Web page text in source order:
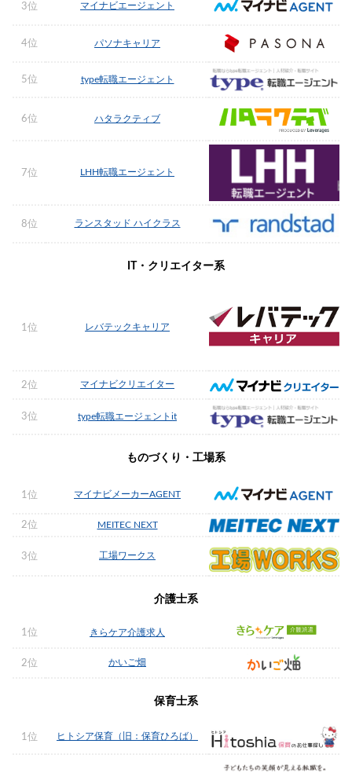
3位 マイナビエージェント
4位 パソナキャリア
5位 type転職エージェント
6位 ハタラクティブ
7位 LHH転職エージェント
8位 ランスタッド ハイクラス
IT・クリエイター系
1位 レバテックキャリア
2位 マイナビクリエイター
3位 type転職エージェントit
ものづくり・工場系
1位 マイナビメーカーAGENT
2位 MEITEC NEXT
3位 工場ワークス
介護士系
1位 きらケア介護求人
2位 かいご畑
保育士系
1位 ヒトシア保育（旧：保育ひろば）